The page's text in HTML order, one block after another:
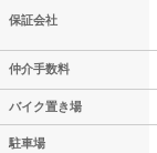
保証会社
仲介手数料
バイク置き場
駐車場